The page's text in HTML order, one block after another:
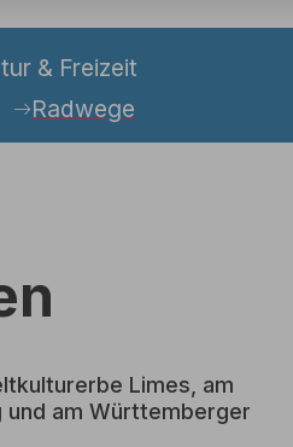
& Freizeit
Radwege
Limes, am
und am Württemberger